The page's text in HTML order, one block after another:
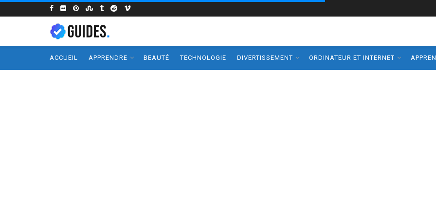
ACCUEIL APPRENDRE BEAUTÉ TECHNOLOGIE DIVERTISSEMENT ORDINATEUR ET INTERNET